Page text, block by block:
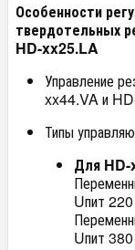
Особенности
твердотельных
HD-xx25.LA
Управление
xx44.VA и
Типы
Для
Uпит
Uпит